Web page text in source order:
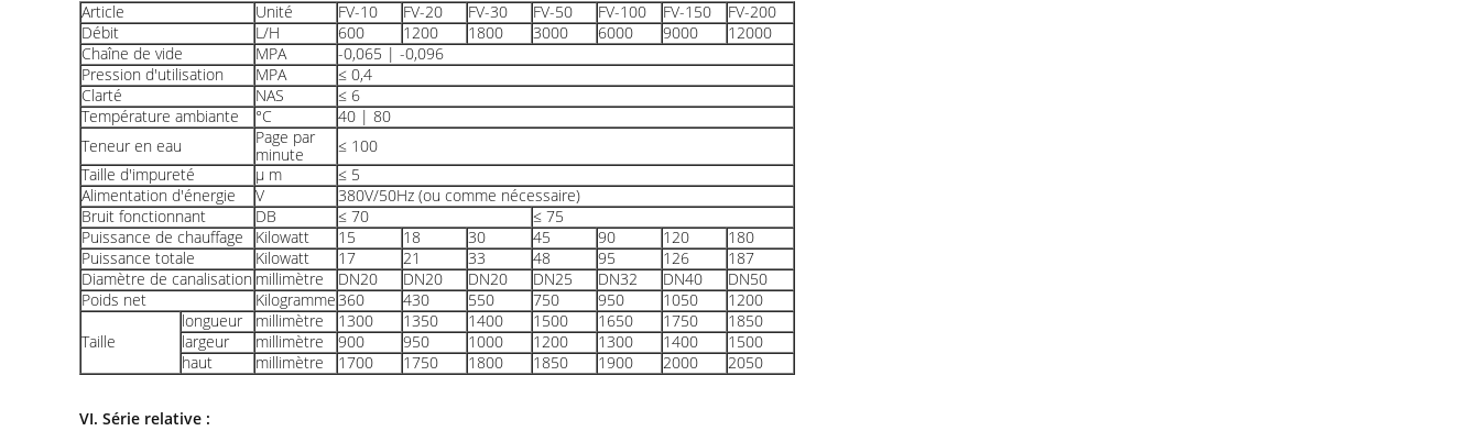
Article
Unité FV-10 FV-20 FV-30 FV-50 FV-100 FV-150
FV-200
Débit
L/H 600 1200 1800 3000 6000 9000
12000
Chaîne de vide
MPA
-0,065 | -0,096
Pression d'utilisation
MPA
≤ 0,4
Clarté
NAS
≤ 6
Température ambiante
°C
40 | 80
Teneur en eau
Page par
minute
≤ 100
Taille d'impureté
μ m
≤ 5
Alimentation d'énergie
V
380V/50Hz (ou comme nécessaire)
Bruit fonctionnant
DB ≤ 70
≤ 75
Puissance de chauffage
Kilowatt 15 18 30 45 90 120
180
Puissance totale
Kilowatt 17 21 33 48 95 126
187
Diamètre de canalisation millimètre DN20 DN20 DN20 DN25 DN32 DN40
DN50
Poids net
Kilogramme360 430 550 750 950 1050
1200
Taille
longueur millimètre 1300 1350 1400 1500 1650 1750
1850
largeur
millimètre 900 950 1000 1200 1300 1400
1500
haut
millimètre 1700 1750 1800 1850 1900 2000 2050
VI. Série relative :